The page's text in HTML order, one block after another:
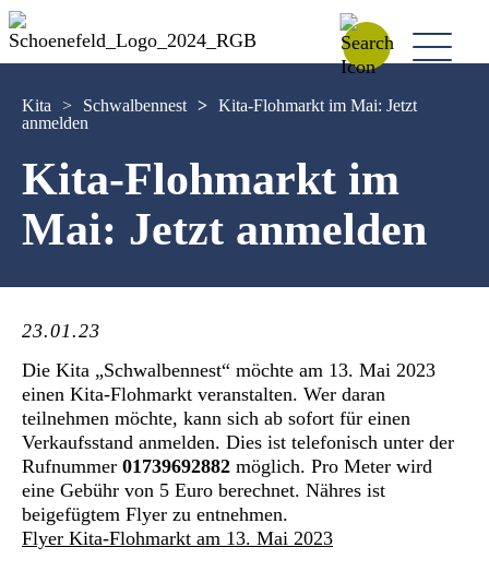
Kita > Schwalbennest > Kita-Flohmarkt im Mai: Jetzt
anmelden
Kita-Flohmarkt im
Mai: Jetzt anmelden
23.01.23
Die Kita „Schwalbennest“ möchte am 13. Mai 2023
einen Kita-Flohmarkt veranstalten. Wer daran
teilnehmen möchte, kann sich ab sofort für einen
Verkaufsstand anmelden. Dies ist telefonisch unter der
Rufnummer 01739692882 möglich. Pro Meter wird
eine Gebühr von 5 Euro berechnet. Nähres ist
beigefügtem Flyer zu entnehmen.
Flyer Kita-Flohmarkt am 13. Mai 2023